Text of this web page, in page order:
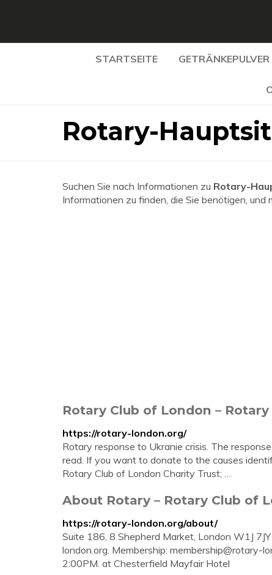
STARTSEITE GETRÄNKEPULVER
Rotary-
Suchen Sie nach Informationen zu Rotary-
Informationen zu finden, die Sie benötigen, und
Rotary Club of London –
https://rotary-london.org/
Rotary response to Ukranie crisis. The
read. If you want to donate to the causes
Rotary Club of London Charity Trust; …
About Rotary – Rotary Club of
https://rotary-london.org/about/
Suite 186, 8 Shepherd Market, London W1J
london.org. Membership: membership@rotary-
2:00PM. at Chesterfield Mayfair Hotel